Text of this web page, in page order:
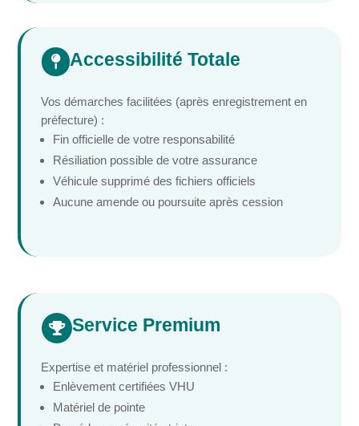
 Accessibilité Totale
Vos démarches facilitées (après enregistrement en
préfecture) :
Fin officielle de votre responsabilité
Résiliation possible de votre assurance
Véhicule supprimé des fichiers officiels
Aucune amende ou poursuite après cession
 Service Premium
Expertise et matériel professionnel :
Enlèvement certifiées VHU
Matériel de pointe